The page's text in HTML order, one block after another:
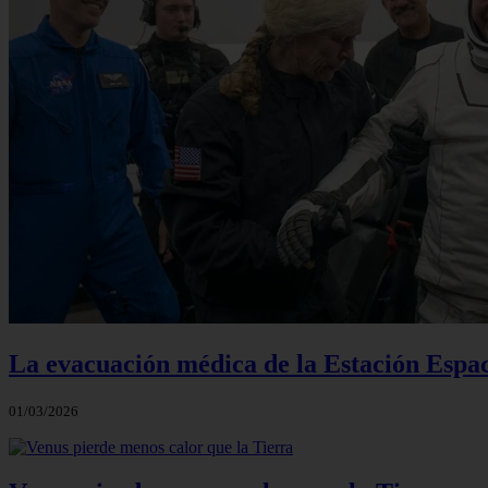
La evacuación médica de la Estación
01/03/2026